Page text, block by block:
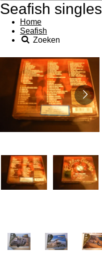
Seafish singles
Home
Seafish
Zoeken